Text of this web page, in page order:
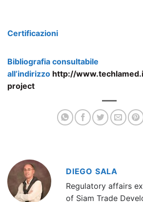
Certificazioni
Bibliografia consultabile
all’indirizzo http://
project
DIEGO SALA
Regulatory affairs
of Siam Trade